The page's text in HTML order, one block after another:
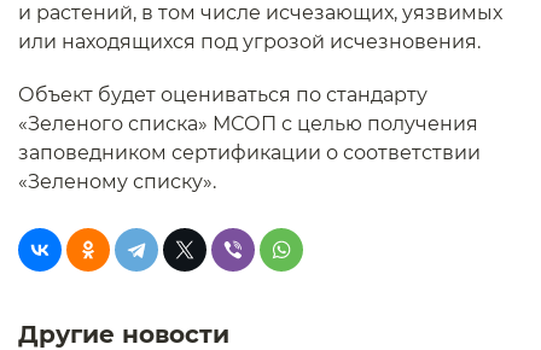
и растений, в том числе исчезающих, уязвимых
или находящихся под угрозой исчезновения.
Объект будет оцениваться по стандарту
«Зеленого списка» МСОП с целью получения
заповедником сертификации о соответствии
«Зеленому списку».
Другие новости